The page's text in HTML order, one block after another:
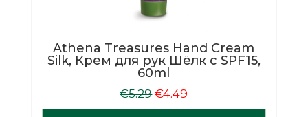
Athena Treasures Hand Cream
Silk, Крем для рук Шёлк с SPF15,
60ml
€5.29Первоначальная
цена
€4.49
цена: